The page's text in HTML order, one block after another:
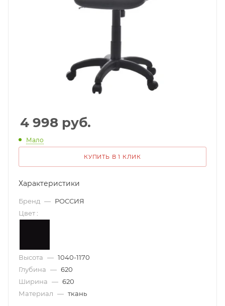
4 998 руб.
Мало
КУПИТЬ В 1 КЛИК
Характеристики
Бренд — РОССИЯ
Цвет :
Высота — 1040-1170
Глубина — 620
Ширина — 620
Материал — ткань